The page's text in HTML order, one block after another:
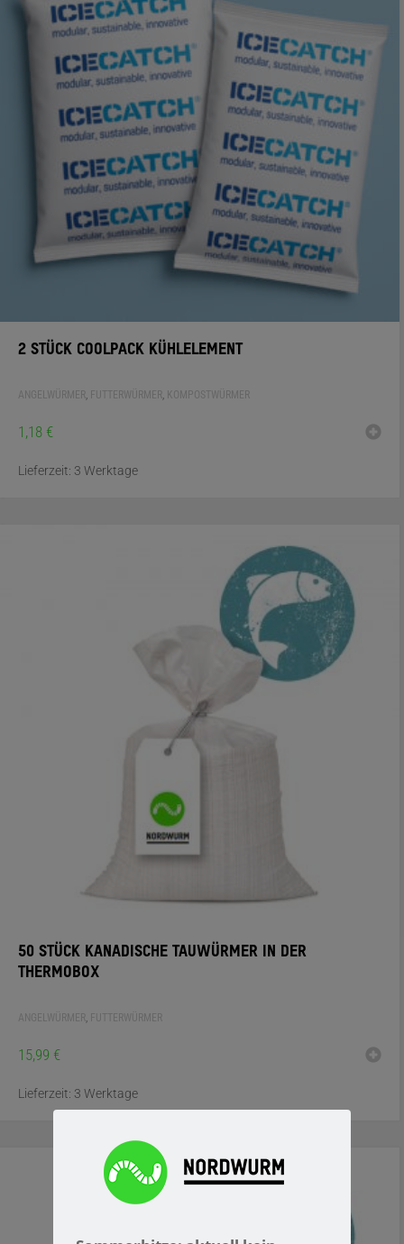
2 STÜCK COOLPACK KÜHLELEMENT
ANGELWÜRMER, FUTTERWÜRMER, KOMPOSTWÜRMER
1,18 €
Lieferzeit: 3 Werktage
50 STÜCK KANADISCHE TAUWÜRMER IN DER
THERMOBOX
ANGELWÜRMER, FUTTERWÜRMER
15,99 €
Lieferzeit: 3 Werktage